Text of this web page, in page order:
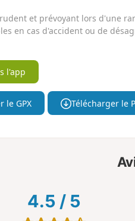
et prévoyant lors d'une
en cas d'accident ou de
l'app
le GPX Télécharger le
4.5 / 5